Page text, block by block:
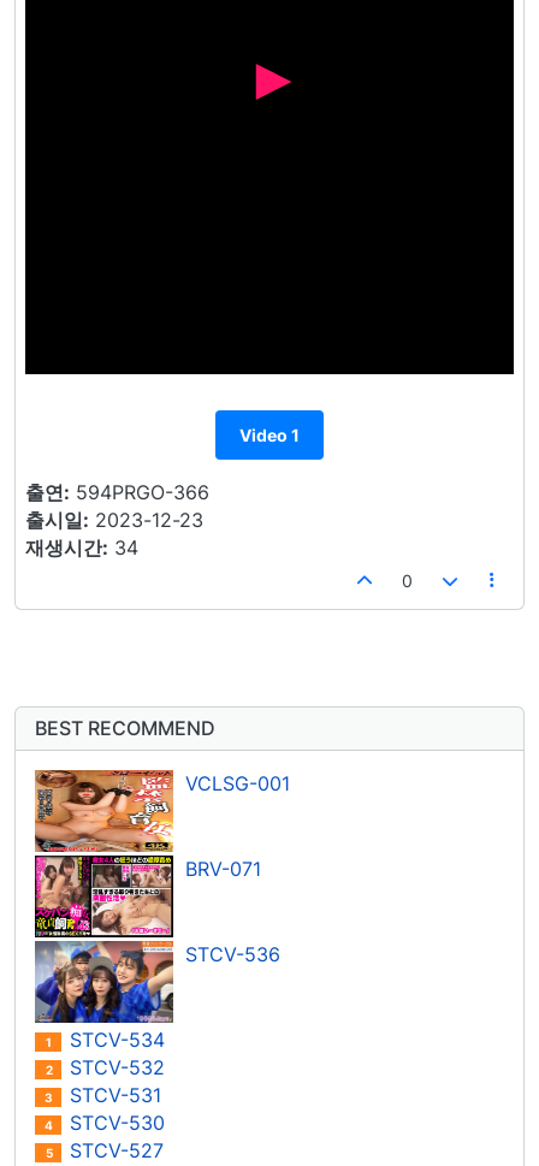
Video 1
출연: 594PRGO-366
출시일: 2023-12-23
재생시간: 34
0
BEST RECOMMEND
VCLSG-001
BRV-071
STCV-536
1 STCV-534
2 STCV-532
3 STCV-531
4 STCV-530
5 STCV-527